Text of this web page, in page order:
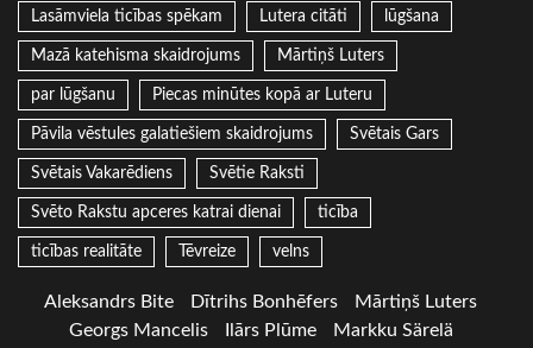
Lasāmviela ticības spēkam Lutera citāti lūgšana
Mazā katehisma skaidrojums Mārtiņš Luters
par lūgšanu Piecas minūtes kopā ar Luteru
Pāvila vēstules galatiešiem skaidrojums Svētais Gars
Svētais Vakarēdiens Svētie Raksti
Svēto Rakstu apceres katrai dienai ticība
ticības realitāte Tēvreize velns
Aleksandrs Bite Dītrihs Bonhēfers
Mārtiņš Luters
Georgs Mancelis
Ilārs Plūme
Markku Särelä